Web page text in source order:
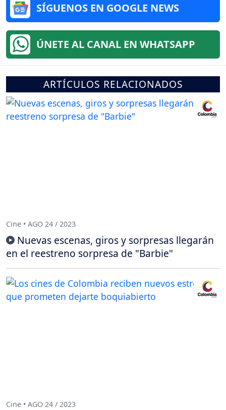
SÍGUENOS EN GOOGLE NEWS
ÚNETE AL CANAL EN WHATSAPP
ARTÍCULOS RELACIONADOS
Cine • AGO 24 / 2023
Nuevas escenas, giros y sorpresas llegarán
en el reestreno sorpresa de "Barbie"
Cine • AGO 24 / 2023